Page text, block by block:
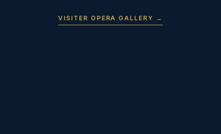
VISITER OPERA GALLERY →